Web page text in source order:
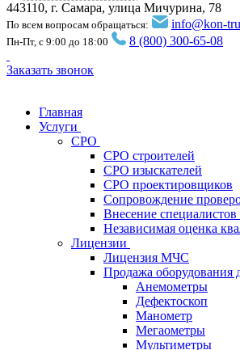
443110, г. Самара, улица Мичурина, 78
По всем вопросам обращаться: info@kon-
Пн-Пт, с 9:00 до 18:00 8 (800) 300-65-08
Заказать звонок
Главная
Услуги
СРО
СРО строителей
СРО изыскателей
СРО проектировщиков
Сопровождение
Внесение
Независимая оценка
Лицензии
Лицензия МЧС
Продажа
Анемометры
Дефектоскоп
Манометр
Мегаометры
Мультиметры